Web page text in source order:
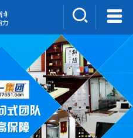
集团介绍
人才招聘
案例展示
新闻中心